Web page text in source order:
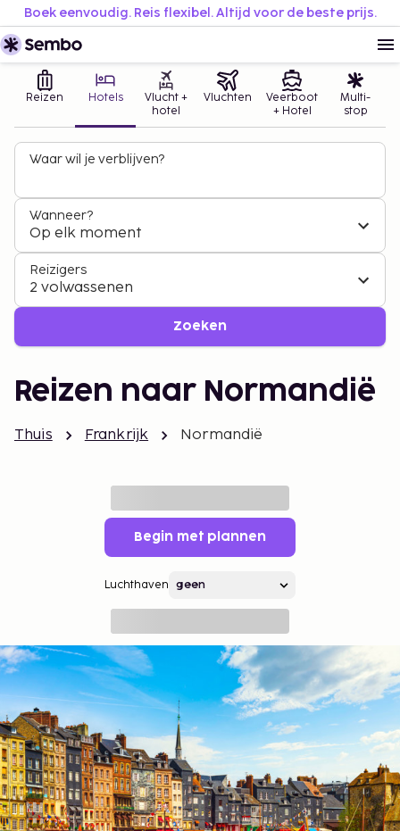
Boek eenvoudig. Reis flexibel. Altijd voor de beste prijs.
Reizen Hotels
Vlucht +
hotel
Vluchten
Veerboot
+ Hotel
Multi-
stop
Waar wil je verblijven?
Wanneer?
Op elk moment
Reizigers
2 volwassenen
Zoeken
Reizen naar Normandië
Thuis Frankrijk Normandië
Begin met plannen
Luchthaven